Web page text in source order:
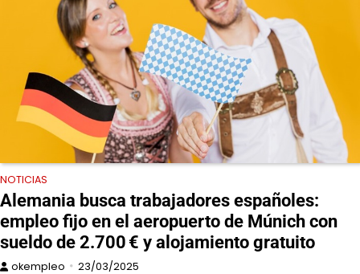
NOTICIAS
Alemania busca trabajadores españoles:
empleo fijo en el aeropuerto de Múnich con
sueldo de 2.700 € y alojamiento gratuito
okempleo 23/03/2025